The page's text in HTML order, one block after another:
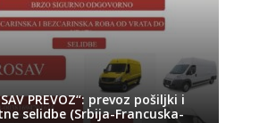
PREVOZ“: prevoz pošiljki i
selidbe (Srbija-Francuska-